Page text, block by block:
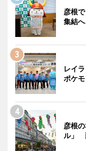
彦根
集結
レイ
ポケ
彦根
ル」